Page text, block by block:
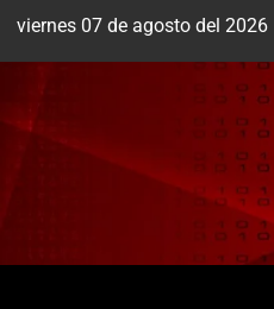
viernes 07 de agosto del